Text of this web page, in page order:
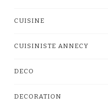
CUISINE
CUISINISTE ANNECY
DECO
DECORATION